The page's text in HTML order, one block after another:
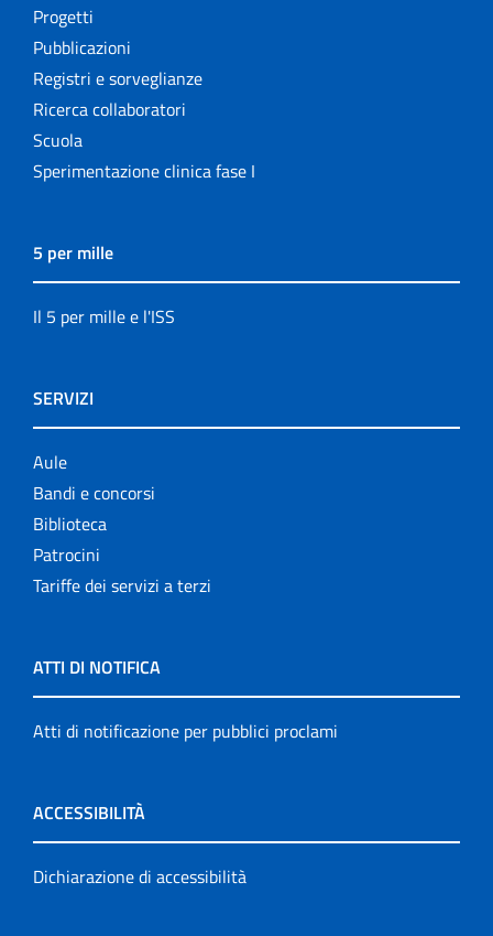
Progetti
Pubblicazioni
Registri e sorveglianze
Ricerca collaboratori
Scuola
Sperimentazione clinica fase I
5 per mille
Il 5 per mille e l'ISS
SERVIZI
Aule
Bandi e concorsi
Biblioteca
Patrocini
Tariffe dei servizi a terzi
ATTI DI NOTIFICA
Atti di notificazione per pubblici proclami
ACCESSIBILITÀ
Dichiarazione di accessibilità